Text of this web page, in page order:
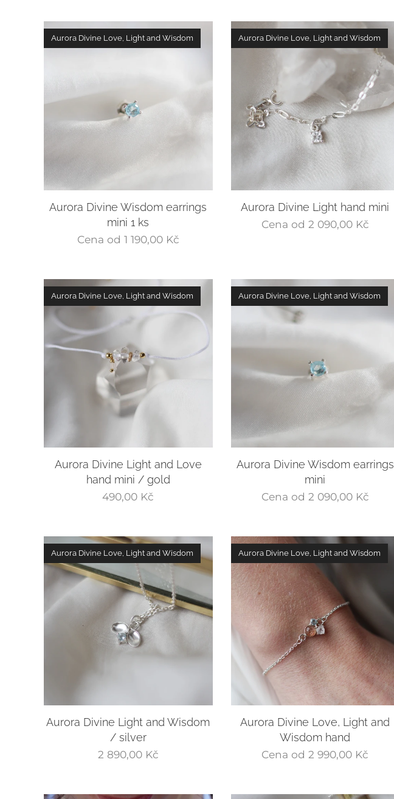
Aurora Divine Wisdom earrings
mini 1 ks
Aurora Divine Love, Light and Wisdom
Cena od 1 190,00Kč
Aurora Divine Light hand mini
Aurora Divine Love, Light and Wisdom
Cena od 2 090,00Kč
Aurora Divine Light and Love
hand mini / gold
Aurora Divine Love, Light and Wisdom
490,00 Kč
Aurora Divine Wisdom earrings
mini
Aurora Divine Love, Light and Wisdom
Cena od 2 090,00Kč
Aurora Divine Light and Wisdom
/ silver
Aurora Divine Love, Light and Wisdom
2 890,00Kč
Aurora Divine Love, Light and
Wisdom hand
Aurora Divine Love, Light and Wisdom
Cena od2 990,00 Kč